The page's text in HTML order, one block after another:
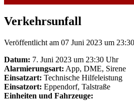
Verkehrsunfall
Veröffentlicht am 07 Juni 2023 um
Datum: 7. Juni 2023 um 23:30 Uhr
Alarmierungsart: App, DME, Sirene
Einsatzart: Technische Hilfeleistung
Einsatzort: Eppendorf, Talstraße
Einheiten und Fahrzeuge: